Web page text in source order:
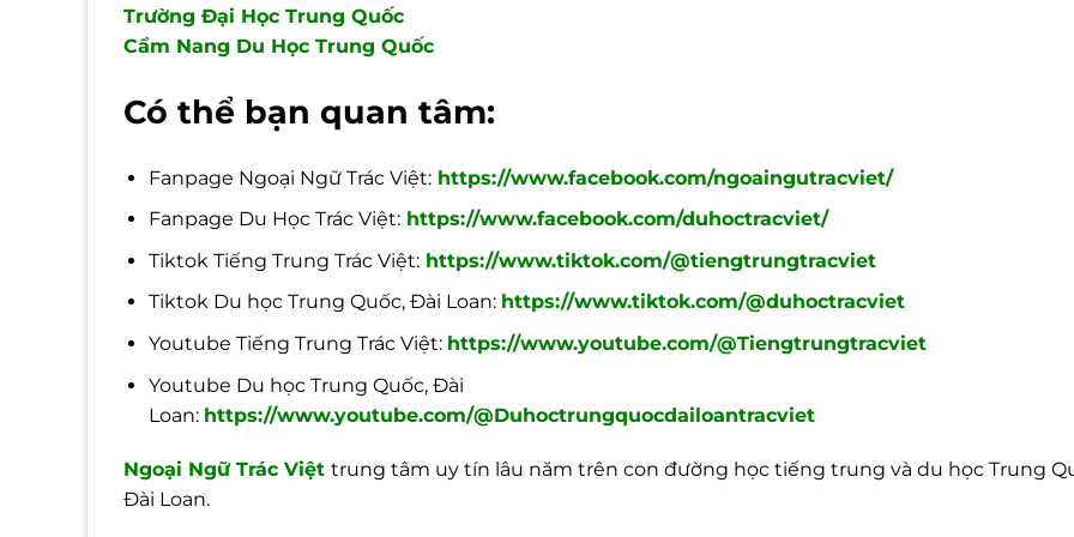
Trường Đại Học Trung Quốc
Cẩm Nang Du Học Trung Quốc
Có thể bạn quan tâm:
Fanpage Ngoại Ngữ Trác Việt: https://www.facebook.com/ngoaingutracviet/
Fanpage Du Học Trác Việt:https://www.facebook.com/duhoctracviet/
Tiktok Tiếng Trung Trác Việt: https://www.tiktok.com/@tiengtrungtracviet
Tiktok Du học Trung Quốc, Đài Loan: https://www.tiktok.com/@duhoctracviet
Youtube Tiếng Trung Trác Việt: https://www.youtube.com/@Tiengtrungtracviet
Youtube Du học Trung Quốc, Đài
Loan: https://www.youtube.com/@Duhoctrungquocdailoantracviet
Ngoại Ngữ Trác Việt trung tâm uy tín lâu năm trên con đường học tiếng trung và du học Trung
Đài Loan.